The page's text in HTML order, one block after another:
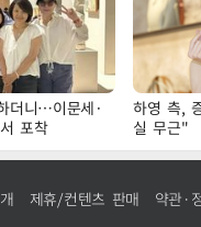
더니…이문세·
포착
하영 측,
실 무근"
제휴/컨텐츠 판매 약관·